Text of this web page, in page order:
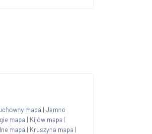
mapa | Jamno
mapa | Kijów mapa |
mapa | Kruszyna mapa |